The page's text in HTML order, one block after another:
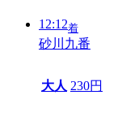
12:12着
砂川九番
大人 230円